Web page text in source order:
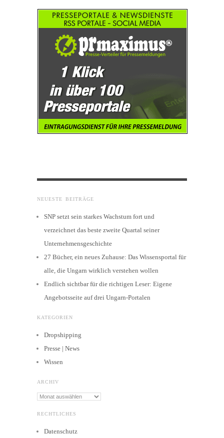
NEUESTE BEITRÄGE
SNP setzt sein starkes Wachstum fort und
verzeichnet das beste zweite Quartal seiner
Unternehmensgeschichte
27 Bücher, ein neues Zuhause: Das Wissensportal für
alle, die Ungarn wirklich verstehen wollen
Endlich sichtbar für die richtigen Leser: Eigene
Angebotsseite auf drei Ungarn-Portalen
KATEGORIEN
Dropshipping
Presse | News
Wissen
ARCHIV
Archiv
RECHTLICHES
Datenschutz